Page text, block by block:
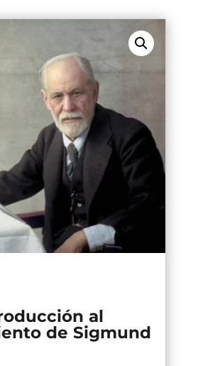
al
de Sigmund